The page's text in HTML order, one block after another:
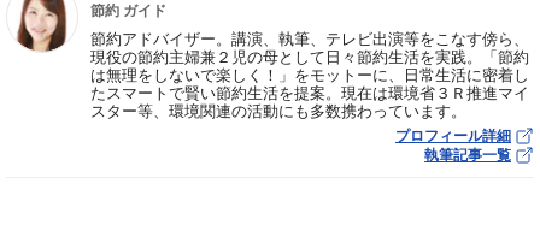
節約 ガイド
節約アドバイザー。講演、執筆、テレビ出演等をこなす傍ら、
現役の節約主婦兼２児の母として日々節約生活を実践。「節約
は無理をしないで楽しく！」をモットーに、日常生活に密着し
たスマートで賢い節約生活を提案。現在は環境省３Ｒ推進マイ
スター等、環境関連の活動にも多数携わっています。
プロフィール詳細
執筆記事一覧